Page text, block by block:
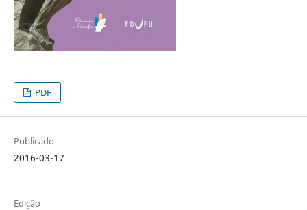
PDF
Publicado
2016-03-17
Edição